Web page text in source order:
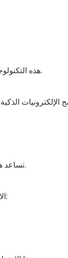
هذه التكنولوجيا ذات قيمة خاصة في خطوط الإنتاج المسبق الآلية حيث تكون التحكم في العملية وتكرارها أمرًا بالغ الأهمية.
تساعد هذه الميزات المشغلين على تقليل خطر فشل المعدات وتوقف الوقت ، مما يضمن سير عمل بناء أكثر سلاسة.
الابتكار ليس فقط في المحرك - إنه أيضًا في كيفية تطبيق المعدات. يقوم مصنعو الهزاز الآن بتصميم وحدات مع: